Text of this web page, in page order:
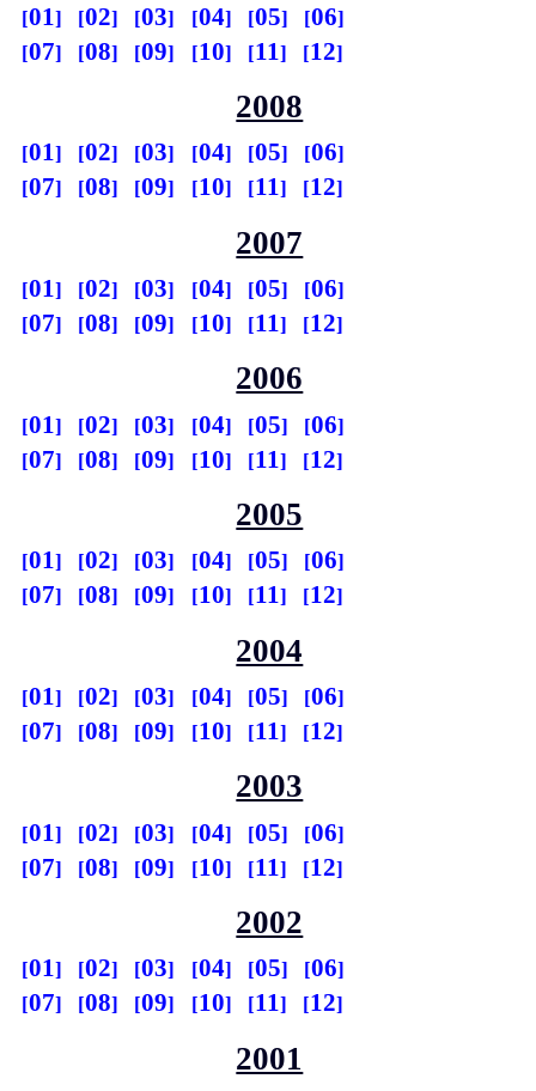
01 02 03 04 05
06
07
08 09 10 11 12
2008
01 02 03 04 05
06
07
08 09 10 11 12
2007
01 02 03 04 05
06
07
08 09 10 11 12
2006
01 02 03 04 05
06
07
08 09 10 11 12
2005
01 02 03 04 05
06
07
08 09 10 11 12
2004
01 02 03 04 05
06
07
08 09 10 11 12
2003
01 02 03 04 05
06
07
08 09 10 11 12
2002
01 02 03 04 05
06
07
08 09 10 11 12
2001